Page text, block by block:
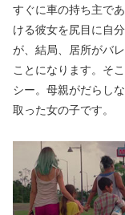
すぐに車の持ち主で
ける彼女を尻目に自
が、結局、居所がバ
ことになります。そ
シー。母親がだらし
取った女の子です。